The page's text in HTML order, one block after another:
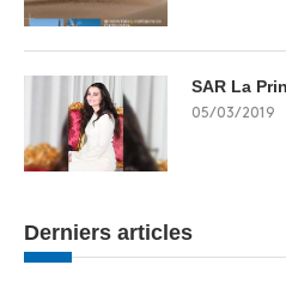
SAR La
05/03/2019
Derniers articles